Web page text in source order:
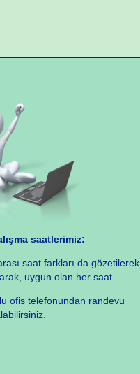
saatlerimiz:
saat farkları da gözetilerek
uygun olan her saat.
ofis telefonundan randevu